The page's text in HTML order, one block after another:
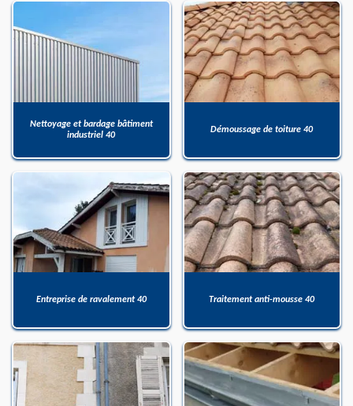
Nettoyage et bardage bâtiment
industriel 40
Démoussage de toiture 40
Entreprise de ravalement 40 Traitement anti-mousse 40